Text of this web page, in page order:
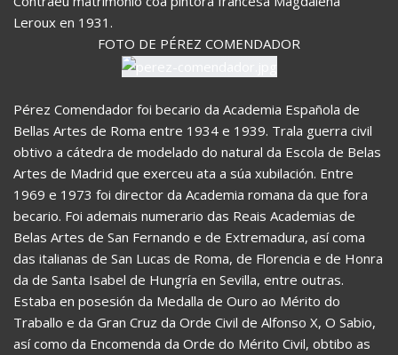
Leroux en 1931.
FOTO DE PÉREZ COMENDADOR
Pérez Comendador foi becario da Academia Española de
Bellas Artes de Roma entre 1934 e 1939. Trala guerra civil
obtivo a cátedra de modelado do natural da Escola de Belas
Artes de Madrid que exerceu ata a súa xubilación. Entre
1969 e 1973 foi director da Academia romana da que fora
becario. Foi ademais numerario das Reais Academias de
Belas Artes de San Fernando e de Extremadura, así coma
das italianas de San Lucas de Roma, de Florencia e de Honra
da de Santa Isabel de Hungría en Sevilla, entre outras.
Estaba en posesión da Medalla de Ouro ao Mérito do
Traballo e da Gran Cruz da Orde Civil de Alfonso X, O Sabio,
así como da Encomenda da Orde do Mérito Civil, obtibo as